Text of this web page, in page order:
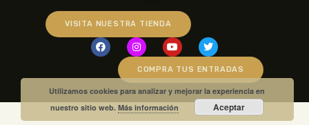
VISITA NUESTRA TIENDA
COMPRA TUS ENTRADAS
Utilizamos cookies para analizar y mejorar la experiencia en
nuestro sitio web.Más información Aceptar